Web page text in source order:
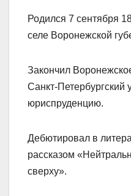
Родился 7 сентября
селе Воронежской
Закончил
Санкт-Петербургский
юриспруденцию.
Дебютировал в
рассказом
сверху».